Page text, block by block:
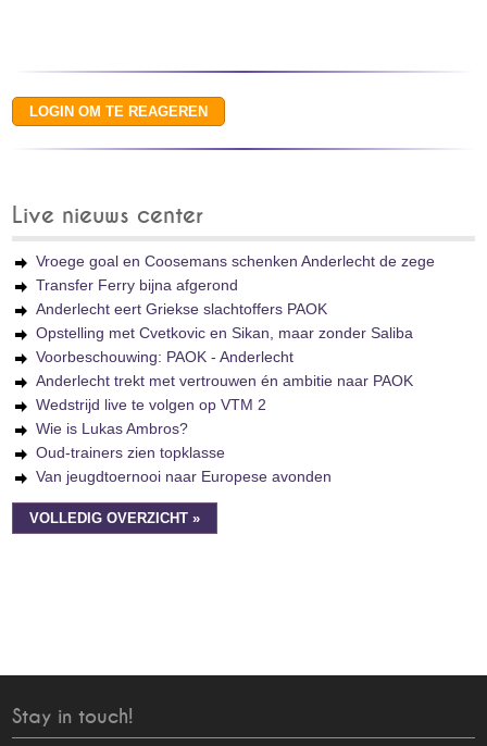
Live nieuws center
Vroege goal en Coosemans schenken Anderlecht de zege
Transfer Ferry bijna afgerond
Anderlecht eert Griekse slachtoffers PAOK
Opstelling met Cvetkovic en Sikan, maar zonder Saliba
Voorbeschouwing: PAOK - Anderlecht
Anderlecht trekt met vertrouwen én ambitie naar PAOK
Wedstrijd live te volgen op VTM 2
Wie is Lukas Ambros?
Oud-trainers zien topklasse
Van jeugdtoernooi naar Europese avonden
VOLLEDIG OVERZICHT »
Stay in touch!